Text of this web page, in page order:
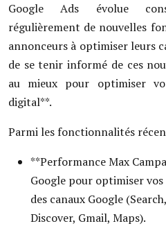
Google Ads évolue
régulièrement de nouvelles
annonceurs à optimiser leurs
de se tenir informé de ces
au mieux pour optimiser
digital**.
Parmi les fonctionnalités
**Performance Max
Google pour optimiser vos
des canaux Google
Discover, Gmail, Maps).